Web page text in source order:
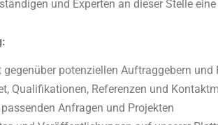
und Experten an dieser Stelle
gegenüber potenziellen Auftraggebern und
Qualifikationen, Referenzen und
Anfragen und Projekten